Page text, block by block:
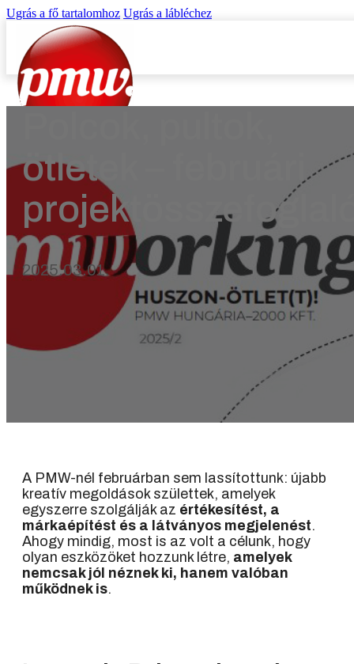
Ugrás a fő tartalomhoz Ugrás a lábléchez
Kezdőlap
Referenciák
Digitális Termékek
Rólunk
ötletek – februári
2025.03.01.
A PMW-nél februárban sem lassítottunk: újabb
kreatív megoldások születtek, amelyek
egyszerre szolgálják az értékesítést, a
márkaépítést és a látványos megjelenést.
Ahogy mindig, most is az volt a célunk, hogy
olyan eszközöket hozzunk létre, amelyek
nemcsak jól néznek ki, hanem valóban
működnek is.